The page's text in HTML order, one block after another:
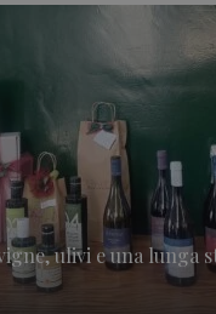
ulivi e una lunga